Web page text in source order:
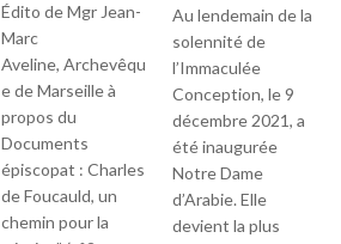
Édito de Mgr Jean-
Marc
Aveline, Archevêqu
e de Marseille à
propos du
Documents
épiscopat : Charles
de Foucauld, un
chemin pour la
Au lendemain de la
solennité de
l’Immaculée
Conception, le 9
décembre 2021, a
été inaugurée
Notre Dame
d’Arabie. Elle
devient la plus